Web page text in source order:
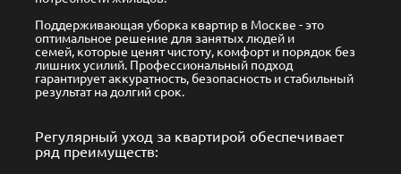
Поддерживающая уборка квартир в Москве - это
оптимальное решение для занятых людей и
семей, которые ценят чистоту, комфорт и порядок без
лишних усилий. Профессиональный подход
гарантирует аккуратность, безопасность и стабильный
результат на долгий срок.
Регулярный уход за квартирой обеспечивает
ряд преимуществ: